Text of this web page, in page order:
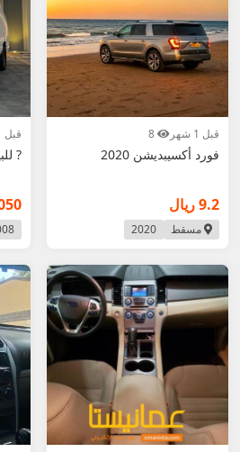
قبل 1 شهر
فورد أكسيبديشن 2020
9.2 ريال
مسقط 2020
قبل 1 شهر
? للبيع فود فان 350 2008